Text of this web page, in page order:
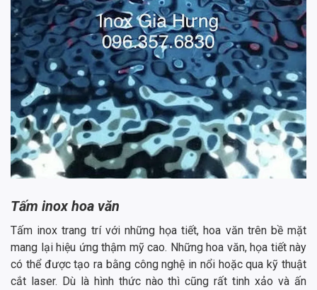
Tấm inox hoa văn
Tấm inox trang trí với những họa tiết, hoa văn trên bề mặt
mang lại hiệu ứng thậm mỹ cao. Những hoa văn, họa tiết này
có thể được tạo ra bằng công nghệ in nổi hoặc qua kỹ thuật
cắt laser. Dù là hình thức nào thì cũng rất tinh xảo và ấn